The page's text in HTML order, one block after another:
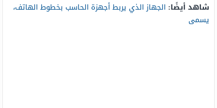
شاهد أيضًا: الجهاز الذي يربط أجهزة الحاسب بخطوط الهاتف،
يسمى